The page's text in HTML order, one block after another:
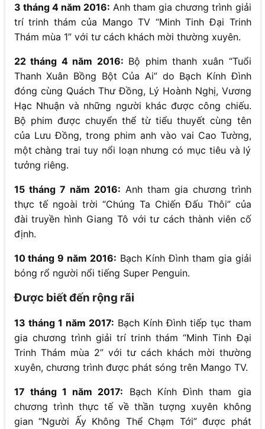
3 tháng 4 năm 2016: Anh tham gia chương trình giải
trí trinh thám của Mango TV “Minh Tinh Đại Trinh
Thám mùa 1” với tư cách khách mời thường xuyên.
22 tháng 4 năm 2016: Bộ phim thanh xuân “Tuổi
Thanh Xuân Bồng Bột Của Ai” do Bạch Kính Đình
đóng cùng Quách Thư Đồng, Lý Hoành Nghị, Vương
Hạc Nhuận và những người khác được công chiếu.
Bộ phim được chuyển thể từ tiểu thuyết cùng tên
của Lưu Đồng, trong phim anh vào vai Cao Tường,
một chàng trai tuy nổi loạn nhưng có mục tiêu và lý
tưởng riêng.
15 tháng 7 năm 2016: Anh tham gia chương trình
thực tế ngoài trời “Chúng Ta Chiến Đấu Thôi” của
đài truyền hình Giang Tô với tư cách thành viên cố
định.
10 tháng 9 năm 2016: Bạch Kính Đình tham gia giải
bóng rổ người nổi tiếng Super Penguin.
Được biết đến rộng rãi
13 tháng 1 năm 2017: Bạch Kính Đình tiếp tục tham
gia chương trình giải trí trinh thám “Minh Tinh Đại
Trinh Thám mùa 2” với tư cách khách mời thường
xuyên, chương trình được phát sóng trên Mango TV.
17 tháng 1 năm 2017: Bạch Kính Đình tham gia
chương trình thực tế về thần tượng xuyên không
gian “Người Ấy Không Thể Chạm Tới” được phát